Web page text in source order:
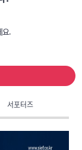
요.
서포터즈